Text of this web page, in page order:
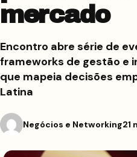
mercado
Encontro abre série de
frameworks de gestão e
que mapeia decisões
Latina
Negócios e Networking21